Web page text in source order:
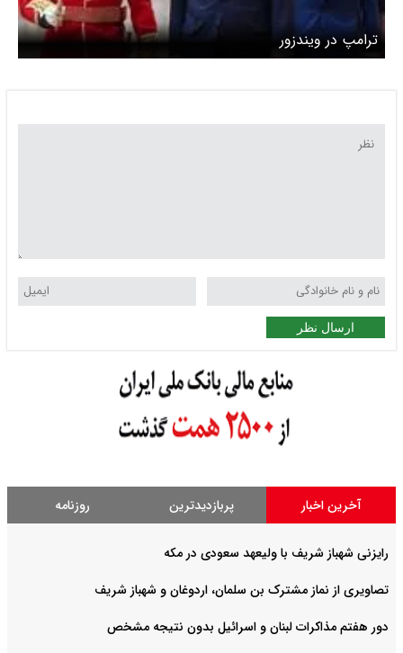
ترامپ در ویندزور
ارسال نظر
آخرین اخبار پربازدیدترین روزنامه
رایزنی شهباز شریف با ولیعهد سعودی در مکه
تصاویری از نماز مشترک بن سلمان، اردوغان و شهباز شریف
دور هفتم مذاکرات لبنان و اسرائیل بدون نتیجه مشخص